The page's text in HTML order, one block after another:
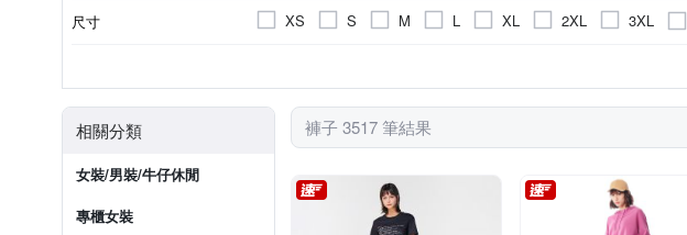
Just J’S Miss
KeyWear 奇威名品 LUNG.L 林佳樺
尺寸 XS S M L XL 2XL 3XL
相關分類
女裝/男裝/牛仔休閒
專櫃女裝
褲子 3517 筆結果